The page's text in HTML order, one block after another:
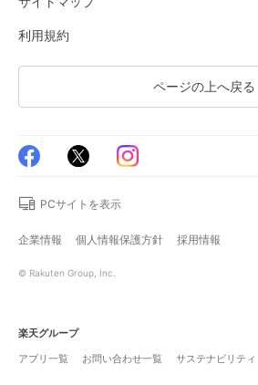
利用規約
ページの上へ戻る
PCサイトを表示
企業情報 個人情報保護方針 採用情報
© Rakuten Group, Inc.
楽天グループ
アプリ一覧
お問い合わせ一覧 サステナビリティ